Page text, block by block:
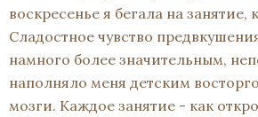
воскресенье я бегала на занятие,
Сладостное чувство
намного более значительным,
наполняло меня детским
мозги. Каждое занятие - как